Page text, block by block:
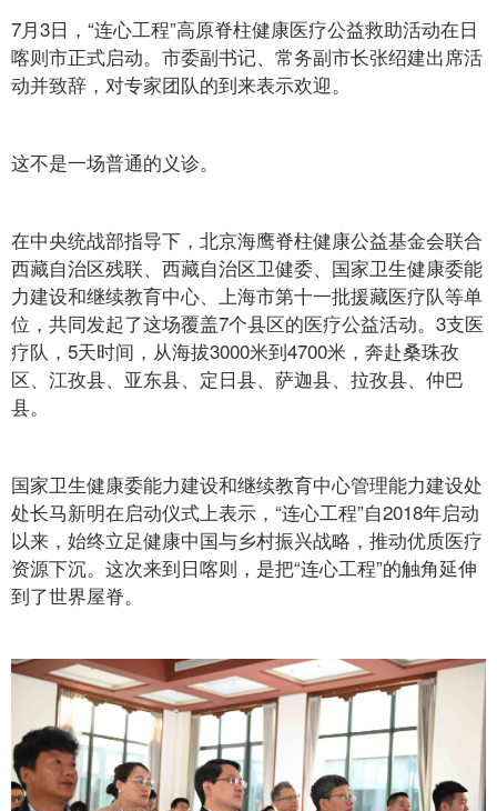
7月3日，“连心工程”高原脊柱健康医疗公益救助活动在日
喀则市正式启动。市委副书记、常务副市长张绍建出席活
动并致辞，对专家团队的到来表示欢迎。
这不是一场普通的义诊。
在中央统战部指导下，北京海鹰脊柱健康公益基金会联合
西藏自治区残联、西藏自治区卫健委、国家卫生健康委能
力建设和继续教育中心、上海市第十一批援藏医疗队等单
位，共同发起了这场覆盖7个县区的医疗公益活动。3支医
疗队，5天时间，从海拔3000米到4700米，奔赴桑珠孜
区、江孜县、亚东县、定日县、萨迦县、拉孜县、仲巴
县。
国家卫生健康委能力建设和继续教育中心管理能力建设处
处长马新明在启动仪式上表示，“连心工程”自2018年启动
以来，始终立足健康中国与乡村振兴战略，推动优质医疗
资源下沉。这次来到日喀则，是把“连心工程”的触角延伸
到了世界屋脊。